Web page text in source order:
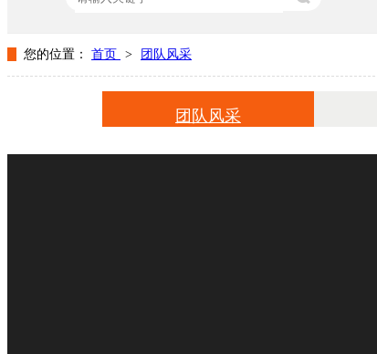
热门关键词：包装盒设计
您的位置： 首页 > 团队风采
团队风采